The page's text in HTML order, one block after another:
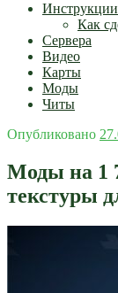
Инструкции
Как
Сервера
Видео
Карты
Моды
Читы
Опубликовано
Моды на 1
текстуры